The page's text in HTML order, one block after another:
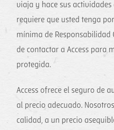
viaja y hace sus actividades
requiere que usted tenga
mínima de Responsabilidad
de contactar a Access para
protegida.
Access ofrece el seguro de
al precio adecuado.
calidad, a un precio